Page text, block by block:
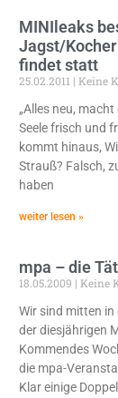
MINIleaks
Jagst/Kocher
findet statt
25.02.2011
Keine
„Alles neu,
Seele frisch und
kommt hinaus,
Strauß? Falsch,
haben
weiter lesen »
mpa – die
18.05.2009
Keine
Wir sind mitten in
der diesjährigen
Kommendes
die mpa-
Klar einige